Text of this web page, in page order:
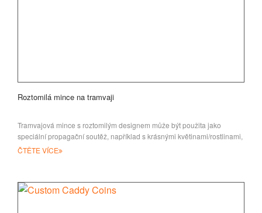
Roztomilá mince na tramvaji
Tramvajová mince s roztomilým designem může být použita jako
speciální propagační soutěž, například s krásnými květinami/rostlinami,
které mohou být
ČTĚTE VÍCE